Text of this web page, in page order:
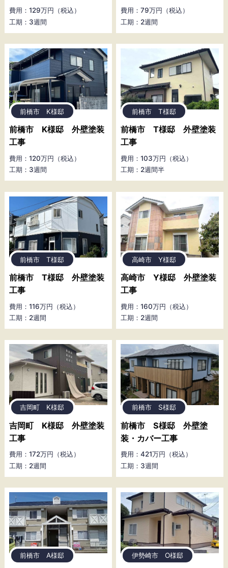
費用：129万円（税込）
工期：3週間
費用：79万円（税込）
工期：2週間
前橋市 K様邸
前橋市 K様邸 外壁塗装
工事
費用：120万円（税込）
工期：3週間
前橋市 T様邸
前橋市 T様邸 外壁塗装
工事
費用：103万円（税込）
工期：2週間半
前橋市 T様邸
前橋市 T様邸 外壁塗装
工事
費用：116万円（税込）
工期：2週間
高崎市 Y様邸
高崎市 Y様邸 外壁塗装
工事
費用：160万円（税込）
工期：2週間
吉岡町 K様邸
吉岡町 K様邸 外壁塗装
工事
費用：172万円（税込）
工期：2週間
前橋市 S様邸
前橋市 S様邸 外壁塗
装・カバー工事
費用：421万円（税込）
工期：3週間
前橋市 A様邸 伊勢崎市 O様邸